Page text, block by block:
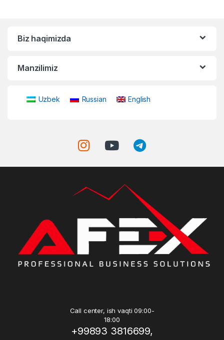
Biz haqimizda
Manzilimiz
Uzbek Russian English
Call center, ish vaqti 09:00-
18:00
+99893 3816699,